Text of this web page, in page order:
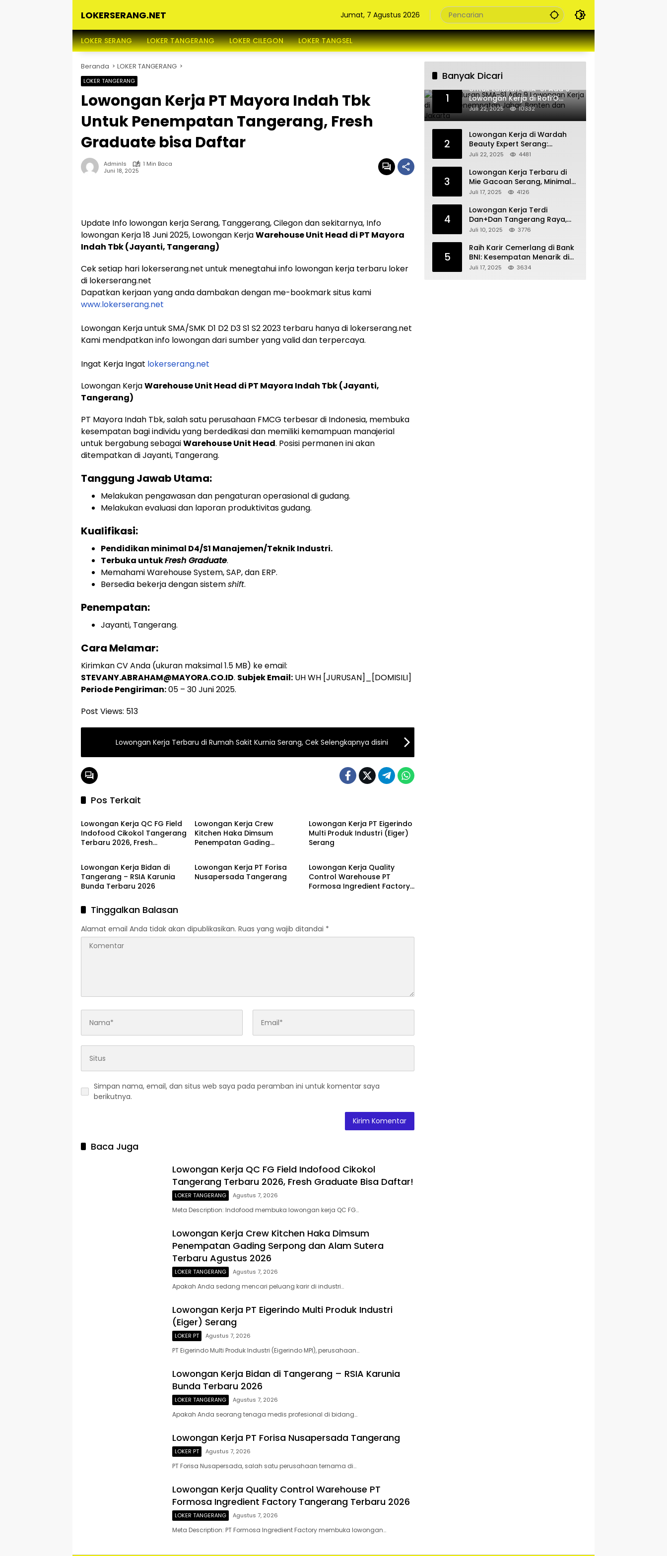
LOKERSERANG.NET
Lowongan
Kerja
dan
Sekitarnya
Jumat, 7 Agustus 2026
LOKER SERANG LOKER TANGERANG LOKER CILEGON LOKER TANGSEL
Beranda LOKER TANGERANG
LOKER TANGERANG
Lowongan Kerja PT Mayora Indah Tbk
Untuk Penempatan Tangerang, Fresh
Graduate bisa Daftar
Adminls
1 Min Baca
Juni 18, 2025
Update Info lowongan kerja Serang, Tanggerang, Cilegon dan sekitarnya, Info
lowongan Kerja 18 Juni 2025, Lowongan KerjaWarehouse Unit Head di PT Mayora
Indah Tbk (Jayanti, Tangerang)
Cek setiap hari lokerserang.net untuk menegtahui info lowongan kerja terbaru loker
di lokerserang.net
Dapatkan kerjaan yang anda dambakan dengan me-bookmark situs kami
www.lokerserang.net
Lowongan Kerja untuk SMA/SMK D1 D2 D3 S1 S2 2023 terbaru hanya di lokerserang.net
Kami mendpatkan info lowongan dari sumber yang valid dan terpercaya.
Ingat Kerja Ingat lokerserang.net
Lowongan KerjaWarehouse Unit Head di PT Mayora Indah Tbk (Jayanti,
Tangerang)
PT Mayora Indah Tbk, salah satu perusahaan FMCG terbesar di Indonesia, membuka
kesempatan bagi individu yang berdedikasi dan memiliki kemampuan manajerial
untuk bergabung sebagaiWarehouse Unit Head. Posisi permanen ini akan
ditempatkan di Jayanti, Tangerang.
Tanggung Jawab Utama:
Melakukan pengawasan dan pengaturan operasional di gudang.
Melakukan evaluasi dan laporan produktivitas gudang.
Kualifikasi:
Pendidikan minimal D4/S1 Manajemen/Teknik Industri.
Terbuka untukFresh Graduate.
Memahami Warehouse System, SAP, dan ERP.
Bersedia bekerja dengan sistemshift.
Penempatan:
Jayanti, Tangerang.
Cara Melamar:
Kirimkan CV Anda (ukuran maksimal 1.5 MB) ke email:
STEVANY.ABRAHAM@MAYORA.CO.ID. Subjek Email: UH WH [JURUSAN]_[DOMISILI]
Periode Pengiriman:05 – 30 Juni 2025.
Post Views: 513
Lowongan Kerja Terbaru di Rumah Sakit Kurnia Serang, Cek Selengkapnya disini
Pos Terkait
LOKER TANGERANG
Lowongan Kerja QC FG Field
Indofood Cikokol Tangerang
Terbaru 2026, Fresh
Lowongan Kerja Crew
Kitchen Haka Dimsum
Penempatan Gading
Lowongan Kerja PT Eigerindo
Multi Produk Industri (Eiger)
Serang
LOKER TANGERANG
Lowongan Kerja Bidan di
Tangerang – RSIA Karunia
Bunda Terbaru 2026
LOKER PT
Lowongan Kerja PT Forisa
Nusapersada Tangerang
LOKER TANGERANG
Lowongan Kerja Quality
Control Warehouse PT
Formosa Ingredient Factory
Tinggalkan Balasan
Alamat email Anda tidak akan dipublikasikan. Ruas yang wajib ditandai *
Simpan nama, email, dan situs web saya pada peramban ini untuk komentar saya
berikutnya.
Baca Juga
Lowongan Kerja QC FG Field Indofood Cikokol
Tangerang Terbaru 2026, Fresh Graduate Bisa Daftar!
LOKER TANGERANG Agustus 7, 2026
Meta Description: Indofood membuka lowongan kerja QC FG…
Lowongan Kerja Crew Kitchen Haka Dimsum
Penempatan Gading Serpong dan Alam Sutera
Terbaru Agustus 2026
LOKER TANGERANG Agustus 7, 2026
Apakah Anda sedang mencari peluang karir di industri…
Lowongan Kerja PT Eigerindo Multi Produk Industri
(Eiger) Serang
LOKER PT Agustus 7, 2026
PT Eigerindo Multi Produk Industri (Eigerindo MPI), perusahaan…
Lowongan Kerja Bidan di Tangerang – RSIA Karunia
Bunda Terbaru 2026
LOKER TANGERANG Agustus 7, 2026
Apakah Anda seorang tenaga medis profesional di bidang…
Lowongan Kerja PT Forisa Nusapersada Tangerang
LOKER PT Agustus 7, 2026
PT Forisa Nusapersada, salah satu perusahaan ternama di…
Lowongan Kerja Quality Control Warehouse PT
Formosa Ingredient Factory Tangerang Terbaru 2026
LOKER TANGERANG Agustus 7, 2026
Meta Description: PT Formosa Ingredient Factory membuka lowongan…
Banyak Dicari
1
Untuk Lulusan SMA-S1 Ada 9
Lowongan Kerja di Roti’O
Penempatan Jabar, Banten
dan Jakarta
Juli 22, 2025 10332
2
Lowongan Kerja di Wardah
Beauty Expert Serang:
Bergabunglah dengan Tim
Juli 22, 2025 4481
3
Lowongan Kerja Terbaru di
Mie Gacoan Serang, Minimal
Lulusan SMA SMK Sederajat
Juli 17, 2025 4126
4
Lowongan Kerja Terdi
Dan+Dan Tangerang Raya,
Minimal Lulusan SMA SMK
Juli 10, 2025 3776
5
Raih Karir Cemerlang di Bank
BNI: Kesempatan Menarik di
Serang!
Juli 17, 2025 3634